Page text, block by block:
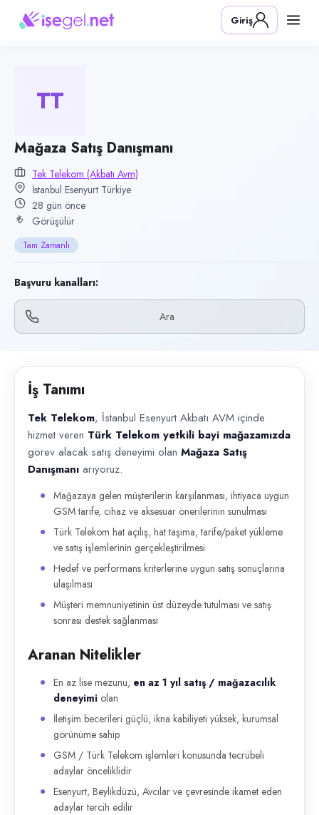
Pozisyon
Mağaza Satış Danışmanı
Kategori
Konum
Esenyurt, İstanbul
Çalışma şekli
Tam Zamanlı · Ofis
Yayın tarihi
10 Temmuz 2026
Son geçerlilik
8 Ekim 2026
Başvuru kanalları
İlan açıklaması
Giriş
TT
Mağaza Satış Danışmanı
Tek Telekom (Akbatı Avm)
İstanbul Esenyurt Türkiye
28 gün önce
Görüşülür
Tam Zamanlı
Başvuru kanalları:
Ara
İş Tanımı
Tek Telekom, İstanbul Esenyurt Akbatı AVM içinde
hizmet veren Türk Telekom yetkili bayi mağazamızda
görev alacak satış deneyimi olan Mağaza Satış
Danışmanı arıyoruz.
Mağazaya gelen müşterilerin karşılanması, ihtiyaca uygun
GSM tarife, cihaz ve aksesuar önerilerinin sunulması
Türk Telekom hat açılış, hat taşıma, tarife/paket yükleme
ve satış işlemlerinin gerçekleştirilmesi
Hedef ve performans kriterlerine uygun satış sonuçlarına
ulaşılması
Müşteri memnuniyetinin üst düzeyde tutulması ve satış
sonrası destek sağlanması
Aranan Nitelikler
En az lise mezunu, en az 1 yıl satış / mağazacılık
deneyimi olan
İletişim becerileri güçlü, ikna kabiliyeti yüksek, kurumsal
görünüme sahip
GSM / Türk Telekom işlemleri konusunda tecrübeli
adaylar önceliklidir
Esenyurt, Beylikdüzü, Avcılar ve çevresinde ikamet eden
adaylar tercih edilir